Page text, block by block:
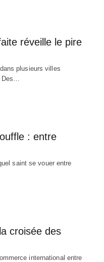
réveille le pire
plusieurs villes
Des…
: entre
saint se vouer entre
croisée des
international entre